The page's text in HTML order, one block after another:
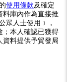
使用條款及確定
料庫內作為直接推
眾人士使用﹞，
；本人確認已獲得
資料提供予貿發局